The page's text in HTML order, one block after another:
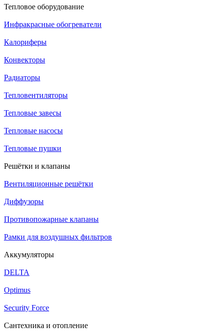
Тепловое оборудование
Инфракрасные обогреватели
Калориферы
Конвекторы
Радиаторы
Тепловентиляторы
Тепловые завесы
Тепловые насосы
Тепловые пушки
Решётки и клапаны
Вентиляционные решётки
Диффузоры
Противопожарные клапаны
Рамки для воздушных фильтров
Аккумуляторы
DELTA
Optimus
Security Force
Сантехника и отопление